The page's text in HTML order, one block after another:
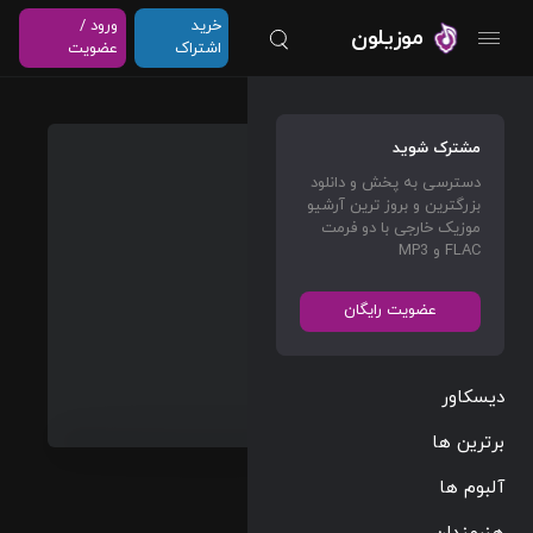
موزیلون
خرید
اشتراک
ورود /
عضویت
مشترک شوید
دسترسی به پخش و دانلود
بزرگترین و بروز ترین آرشیو
موزیک خارجی با دو فرمت
FLAC و MP3
عضویت رایگان
دیسکاور
برترین ها
آلبوم ها
HIGH &
HOLY
(WARR
YN’S
GROO
VE)
&
Ty
Dolla
$ign
Rap/Hip Hop